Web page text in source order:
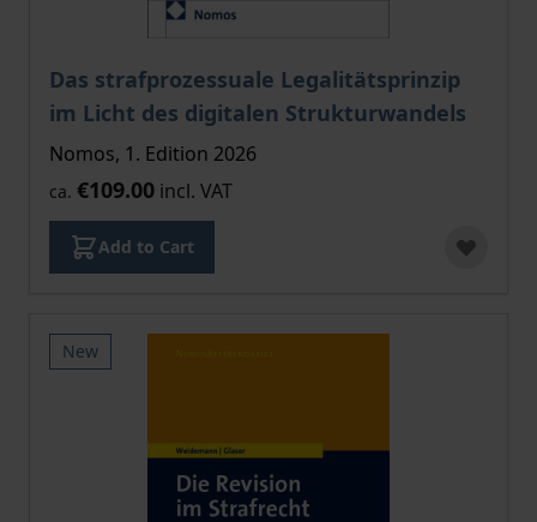
Das strafprozessuale Legalitätsprinzip
im Licht des digitalen Strukturwandels
Nomos, 1. Edition 2026
ca. €109.00 incl. VAT
Add to Cart
New